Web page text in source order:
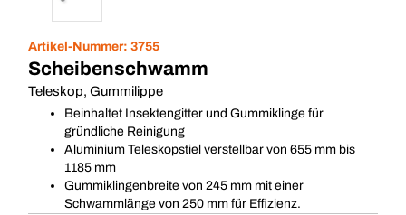
Artikel-Nummer: 3755
Scheibenschwamm
Teleskop, Gummilippe
Beinhaltet Insektengitter und Gummiklinge für
gründliche Reinigung
Aluminium Teleskopstiel verstellbar von 655 mm bis
1185 mm
Gummiklingenbreite von 245 mm mit einer
Schwammlänge von 250 mm für Effizienz.